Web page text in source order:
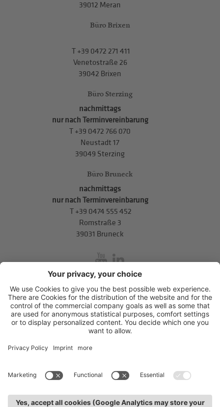
39012 Meran
Büro Brixen
T+39 0472 271 411
Venetostraße 26
39042 Brixen
Büro Sterzing
nachmittags
nur nach Terminvereinbarung
T +39 0472 766 070
Neustadt 17
39049 Sterzing
Büro Bruneck
nachmittags
nur nach Terminvereinbarung
T +39 0474 555 452
Romstraße 3
39031 Bruneck
inService
Mitterweg 5, Bozner Boden,I-39100Bozen.T+39 0471 310
311. info@hds-bz.it
Impressum
Datenschutzerklärung